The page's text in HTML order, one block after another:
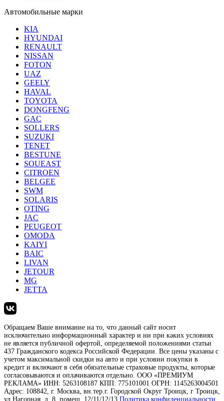
Автомобильные марки
KIA
HYUNDAI
RENAULT
NISSAN
FOTON
UAZ
GEELY
HAVAL
TOYOTA
DONGFENG
GAC
SOLLERS
SUZUKI
TENET
BESTUNE
SOUEAST
CITROEN
BELGEE
SWM
SOLARIS
OTING
JAC
PEUGEOT
OMODA
KAIYI
BAIC
LIVAN
JETOUR
MG
JETTA
Обращаем Ваше внимание на то, что данный сайт носит
исключительно информационный характер и ни при каких условиях
не является публичной офертой, определяемой положениями статьи
437 Гражданского кодекса Российской Федерации. Все цены указаны с
учетом максимальной скидки на авто и при условии покупки в
кредит и включают в себя обязательные страховые продукты, которые
согласовываются и оплачиваются отдельно. ООО «ПРЕМИУМ
РЕКЛАМА» ИНН: 5263108187 КПП: 775101001 ОГРН: 1145263004501
Адрес: 108842, г. Москва, вн.тер.г. Городской Округ Троицк, г Троицк,
ул Нагорная, д. 8, помещ. 12/11/12/13 Политика конфиденциальности